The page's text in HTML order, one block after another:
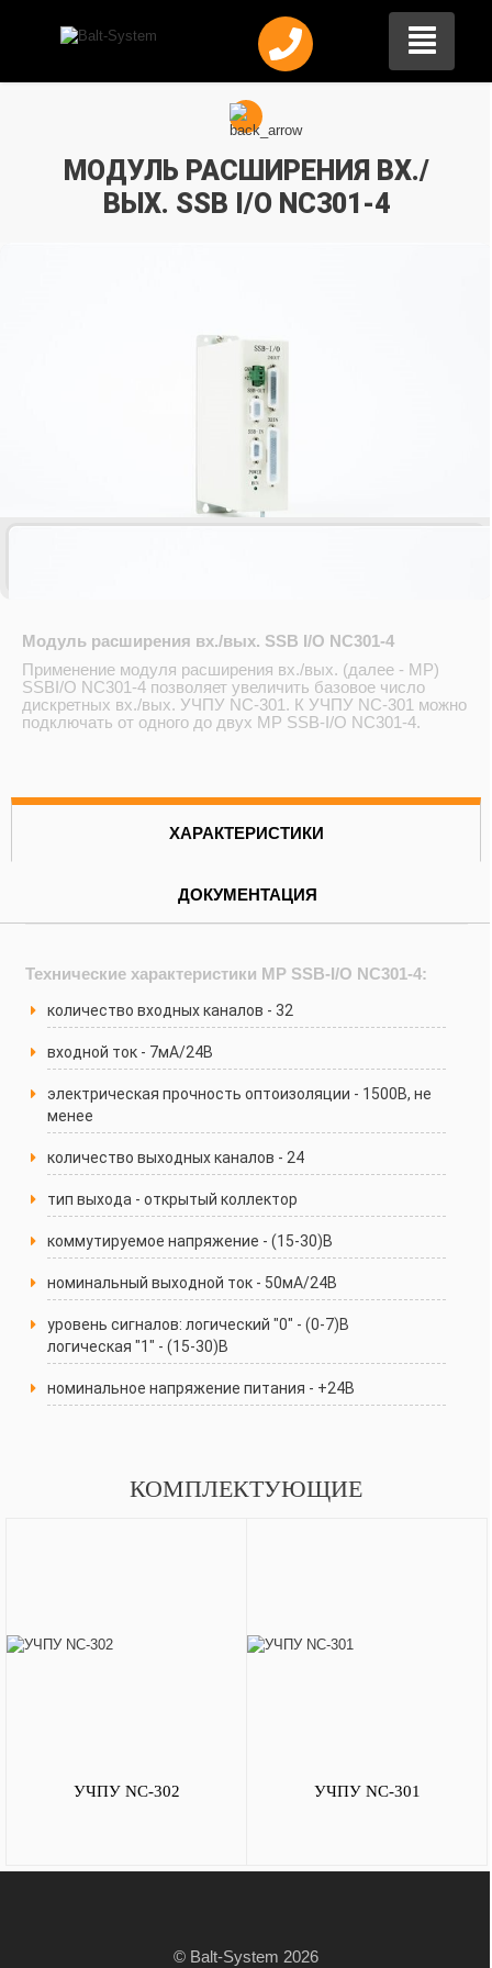
МОДУЛЬ РАСШИРЕНИЯ ВХ./
ВЫХ. SSB I/O NC301-4
Модуль расширения вх./вых. SSB I/O NC301-4
Применение модуля расширения вх./вых. (далее - МР)
SSBI/O NC301-4 позволяет увеличить базовое число
дискретных вх./вых. УЧПУ NC-301. К УЧПУ NC-301 можно
подключать от одного до двух МР SSB-I/O NC301-4.
ХАРАКТЕРИСТИКИ
ДОКУМЕНТАЦИЯ
Технические характеристики МР SSB-I/O NC301-4:
количество входных каналов - 32
входной ток - 7мА/24В
электрическая прочность оптоизоляции - 1500В, не
менее
количество выходных каналов - 24
тип выхода - открытый коллектор
коммутируемое напряжение - (15-30)В
номинальный выходной ток - 50мА/24В
уровень сигналов: логический "0" - (0-7)В
логическая "1" - (15-30)В
номинальное напряжение питания - +24В
КОМПЛЕКТУЮЩИЕ
УЧПУ NC-302 УЧПУ NC-301
© Balt-System 2026